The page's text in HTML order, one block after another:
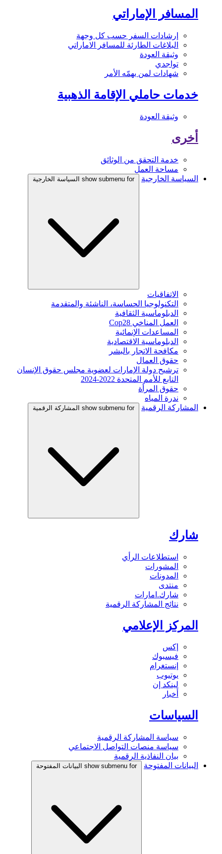
المسافر الإماراتي
إرشادات السفر حسب كل وجهة
البلاغات الطارئة للمسافر الاماراتي
وثيقة العودة
تواجدي
شهادات لمن يهمّه الأمر
خدمات حاملي الإقامة الذهبية
وثيقة العودة
أخرى
خدمة التحقق من الوثائق
مساحة العمل
السياسة الخارجية
show submenu for السياسة الخارجية
الاتفاقيات
التكنولوجيا الحساسة، الناشئة والمتقدمة
الدبلوماسية الثقافية
العمل المناخي Cop28
المساعدات الإنمائية
الدبلوماسية الاقتصادية
مكافحة الاتجار بالبشر
حقوق العمال
ترشيح دولة الإمارات لعضوية مجلس حقوق الإنسان
التابع للأمم المتحدة 2022-2024
حقوق المرأة
ندرة المياه
المشاركة الرقمية
show submenu for المشاركة الرقمية
شارك
استطلاعات الرأي
المشورات
المدونات
منتدى
شارك.امارات
نتائج المشاركة الرقمية
المركز الإعلامي
إكس
فيسبوك
إنستغرام
يوتيوب
لينكد إن
أخبار
السياسات
سياسة المشاركة الرقمية
سياسة منصات التواصل الاجتماعي
بيان النفاذية الرقمية
البيانات المفتوحة
show submenu for البيانات المفتوحة